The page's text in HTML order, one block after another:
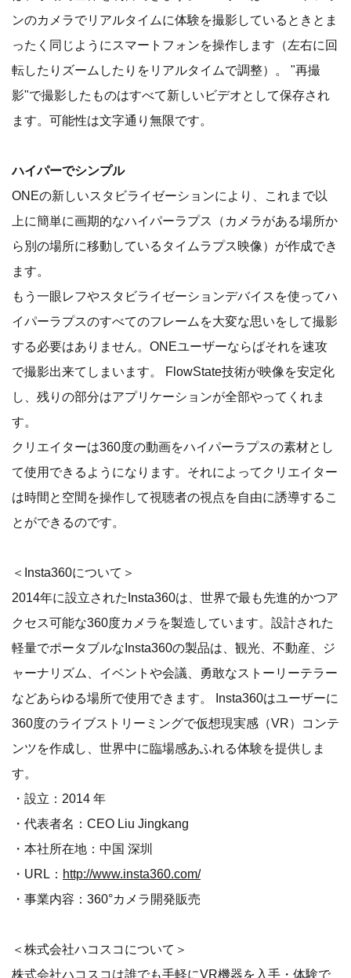
ンのカメラでリアルタイムに体験を撮影しているときとま
ったく同じようにスマートフォンを操作します（左右に回
転したりズームしたりをリアルタイムで調整）。 "再撮
影"で撮影したものはすべて新しいビデオとして保存され
ます。可能性は文字通り無限です。
ハイパーでシンプル
ONEの新しいスタビライゼーションにより、これまで以
上に簡単に画期的なハイパーラプス（カメラがある場所か
ら別の場所に移動しているタイムラプス映像）が作成でき
ます。
もう一眼レフやスタビライゼーションデバイスを使ってハ
イパーラプスのすべてのフレームを大変な思いをして撮影
する必要はありません。ONEユーザーならばそれを速攻
で撮影出来てしまいます。 FlowState技術が映像を安定化
し、残りの部分はアプリケーションが全部やってくれま
す。
クリエイターは360度の動画をハイパーラプスの素材とし
て使用できるようになります。それによってクリエイター
は時間と空間を操作して視聴者の視点を自由に誘導するこ
とができるのです。
＜Insta360について＞
2014年に設立されたInsta360は、世界で最も先進的かつア
クセス可能な360度カメラを製造しています。設計された
軽量でポータブルなInsta360の製品は、観光、不動産、ジ
ャーナリズム、イベントや会議、勇敢なストーリーテラー
などあらゆる場所で使用できます。 Insta360はユーザーに
360度のライブストリーミングで仮想現実感（VR）コンテ
ンツを作成し、世界中に臨場感あふれる体験を提供しま
す。
・設立：2014 年
・代表者名：CEO Liu Jingkang
・本社所在地：中国 深圳
・URL： http://www.insta360.com/
・事業内容：360°カメラ開発販売
＜株式会社ハコスコについて＞
株式会社ハコスコは誰でも手軽にVR機器を入手・体験で